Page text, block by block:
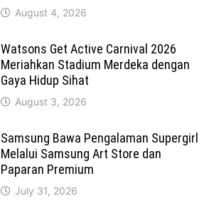
August 4, 2026
Watsons Get Active Carnival 2026
Meriahkan Stadium Merdeka dengan
Gaya Hidup Sihat
August 3, 2026
Samsung Bawa Pengalaman Supergirl
Melalui Samsung Art Store dan
Paparan Premium
July 31, 2026